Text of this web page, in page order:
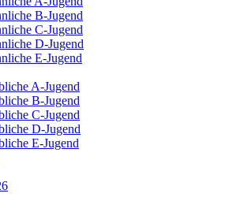
B-Jugend
C-Jugend
D-Jugend
E-Jugend
A-Jugend
B-Jugend
C-Jugend
D-Jugend
E-Jugend